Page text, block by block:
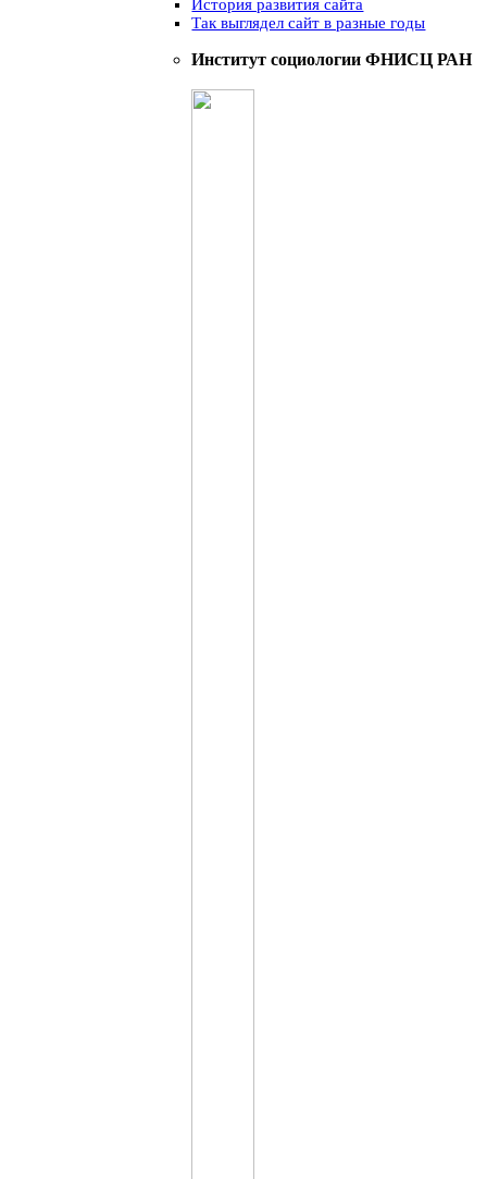
История развития сайта
Так выглядел сайт в разные годы
Институт социологии ФНИСЦ РАН